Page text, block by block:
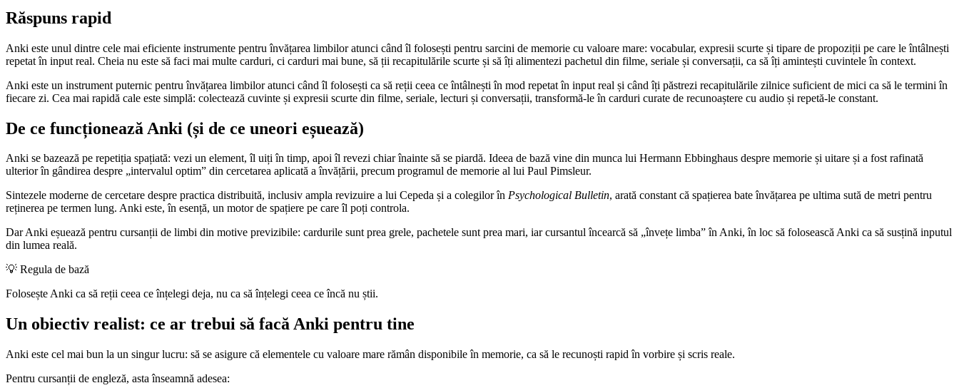
Răspuns rapid
Anki este unul dintre cele mai eficiente instrumente pentru învățarea limbilor atunci când îl folosești pentru sarcini de memorie cu valoare mare: vocabular, expresii scurte și tipare de propoziții pe care le întâlnești
repetat în input real. Cheia nu este să faci mai multe carduri, ci carduri mai bune, să ții recapitulările scurte și să îți alimentezi pachetul din filme, seriale și conversații, ca să îți amintești cuvintele în context.
Anki este un instrument puternic pentru învățarea limbilor atunci când îl folosești ca să reții ceea ce întâlnești în mod repetat în input real și când îți păstrezi recapitulările zilnice suficient de mici ca să le termini în
fiecare zi. Cea mai rapidă cale este simplă: colectează cuvinte și expresii scurte din filme, seriale, lecturi și conversații, transformă-le în carduri curate de recunoaștere cu audio și repetă-le constant.
De ce funcționează Anki (și de ce uneori eșuează)
Anki se bazează pe repetiția spațiată: vezi un element, îl uiți în timp, apoi îl revezi chiar înainte să se piardă. Ideea de bază vine din munca lui Hermann Ebbinghaus despre memorie și uitare și a fost rafinată
ulterior în gândirea despre „intervalul optim” din cercetarea aplicată a învățării, precum programul de memorie al lui Paul Pimsleur.
Sintezele moderne de cercetare despre practica distribuită, inclusiv ampla revizuire a lui Cepeda și a colegilor în Psychological Bulletin, arată constant că spațierea bate învățarea pe ultima sută de metri pentru
reținerea pe termen lung. Anki este, în esență, un motor de spațiere pe care îl poți controla.
Dar Anki eșuează pentru cursanții de limbi din motive previzibile: cardurile sunt prea grele, pachetele sunt prea mari, iar cursantul încearcă să „învețe limba” în Anki, în loc să folosească Anki ca să susțină inputul
din lumea reală.
💡 Regula de bază
Folosește Anki ca să reții ceea ce înțelegi deja, nu ca să înțelegi ceea ce încă nu știi.
Un obiectiv realist: ce ar trebui să facă Anki pentru tine
Anki este cel mai bun la un singur lucru: să se asigure că elementele cu valoare mare rămân disponibile în memorie, ca să le recunoști rapid în vorbire și scris reale.
Pentru cursanții de engleză, asta înseamnă adesea: